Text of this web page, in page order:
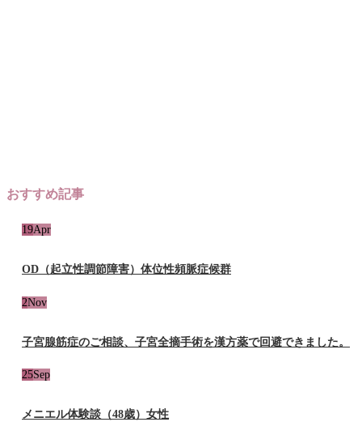
おすすめ記事
19Apr
OD（起立性調節障害）体位性頻脈症候群
2Nov
子宮腺筋症のご相談、子宮全摘手術を漢方薬で回避できました。
25Sep
メニエル体験談（48歳）女性